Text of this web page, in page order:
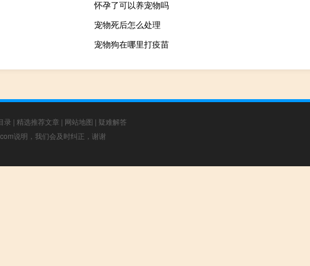
怀孕了可以养宠物吗
宠物死后怎么处理
宠物狗在哪里打疫苗
录 | 精选推荐文章 | 网站地图 | 疑难解答
说明，我们会及时纠正，谢谢